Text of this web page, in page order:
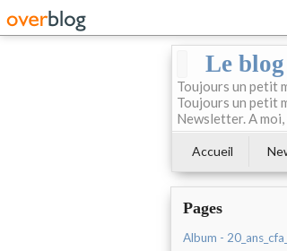
Le
Toujours un petit
Toujours un petit
Newsletter. A
Accueil
Pages
Album -